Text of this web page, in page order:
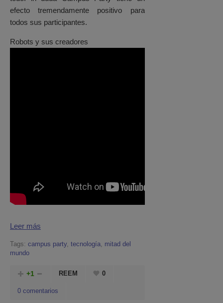
efecto tremendamente positivo para
todos sus participantes.
Robots y sus creadores
Leer más
Tags: campus party, tecnología, mitad del
mundo
+1 REEM 0
0 comentarios